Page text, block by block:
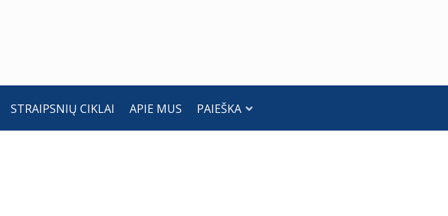
STRAIPSNIŲ CIKLAI APIE MUS PAIEŠKA